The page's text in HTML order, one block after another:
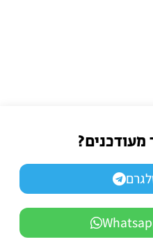
מעודכנים?